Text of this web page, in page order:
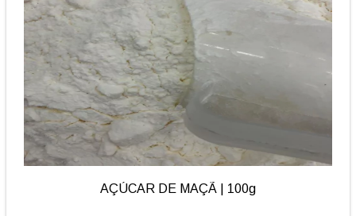
AÇÚCAR DE MAÇÃ | 100g